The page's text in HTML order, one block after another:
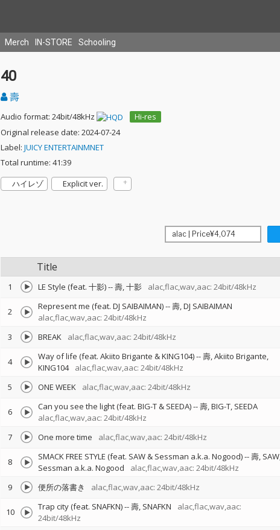
Merch IN-STORE Schooling
40
壽
Audio format: 24bit/48kHz
Hi-res
Original release date: 2024-07-24
Label: JUICY ENTERTAINMNET
Total runtime: 41:39
ハイレゾ
Explicit ver.
Title
1 LE Style (feat. 十影)--壽 十影 alac,flac,wav,aac: 24bit/48kHz
2 Represent me (feat. DJ SAIBAIMAN)--壽 DJ SAIBAIMAN
alac,flac,wav,aac: 24bit/48kHz
3 BREAK alac,flac,wav,aac: 24bit/48kHz
4 Way of life (feat. Akiito Brigante & KING104)--壽 Akiito Brigante
KING104
alac,flac,wav,aac: 24bit/48kHz
5 ONE WEEK alac,flac,wav,aac: 24bit/48kHz
6 Can you see the light (feat. BIG-T & SEEDA)--壽 BIG-T SEEDA
alac,flac,wav,aac: 24bit/48kHz
7 One more time alac,flac,wav,aac: 24bit/48kHz
8 SMACK FREE STYLE (feat. SAW & Sessman a.k.a. Nogood)--壽 SAW
Sessman a.k.a. Nogood
alac,flac,wav,aac: 24bit/48kHz
9 便所の落書き alac,flac,wav,aac: 24bit/48kHz
10 Trap city (feat. SNAFKN)--壽 SNAFKN
alac,flac,wav,aac:
24bit/48kHz